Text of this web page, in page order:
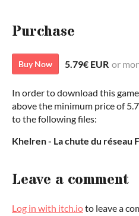
Purchase
Buy Now 5.79€ EUR or
In order to download this
above the minimum price of
to the following files:
Khelren - La chute du réseau
Leave a comment
Log in with itch.ioto leave a